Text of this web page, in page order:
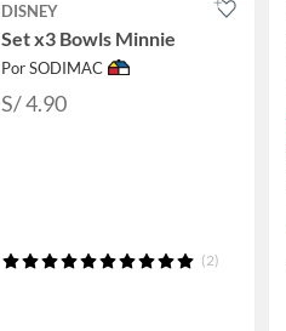
DISNEY
Set x3 Bowls Minnie
Por SODIMAC
S/ 4.90
(2)